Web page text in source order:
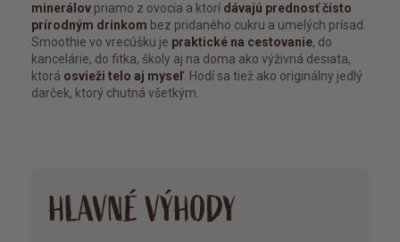
minerálov priamo z ovocia a ktorí dávajú prednosť čisto
prírodným drinkom bez pridaného cukru a umelých prísad.
Smoothie vo vrecúšku je praktické na cestovanie, do
kancelárie, do fitka, školy aj na doma ako výživná desiata,
ktorá osvieži telo aj myseľ. Hodí sa tiež ako originálny jedlý
darček, ktorý chutná všetkým.
HLAVNÉ VÝHODY